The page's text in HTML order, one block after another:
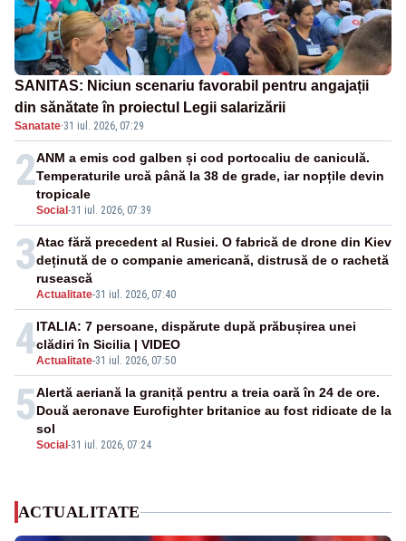
SANITAS: Niciun scenariu favorabil pentru angajații
din sănătate în proiectul Legii salarizării
Sanatate·31 iul. 2026, 07:29
2
Social -31 iul. 2026, 07:39
ANM a emis cod galben și cod portocaliu de caniculă.
Temperaturile urcă până la 38 de grade, iar nopțile devin
tropicale
3
Actualitate-31 iul. 2026, 07:40
Atac fără precedent al Rusiei. O fabrică de drone din Kiev
deținută de o companie americană, distrusă de o rachetă
rusească
4Actualitate-31 iul. 2026, 07:50
ITALIA: 7 persoane, dispărute după prăbușirea unei
clădiri în Sicilia | VIDEO
5
Social -31 iul. 2026, 07:24
Alertă aeriană la graniță pentru a treia oară în 24 de ore.
Două aeronave Eurofighter britanice au fost ridicate de la
sol
ACTUALITATE